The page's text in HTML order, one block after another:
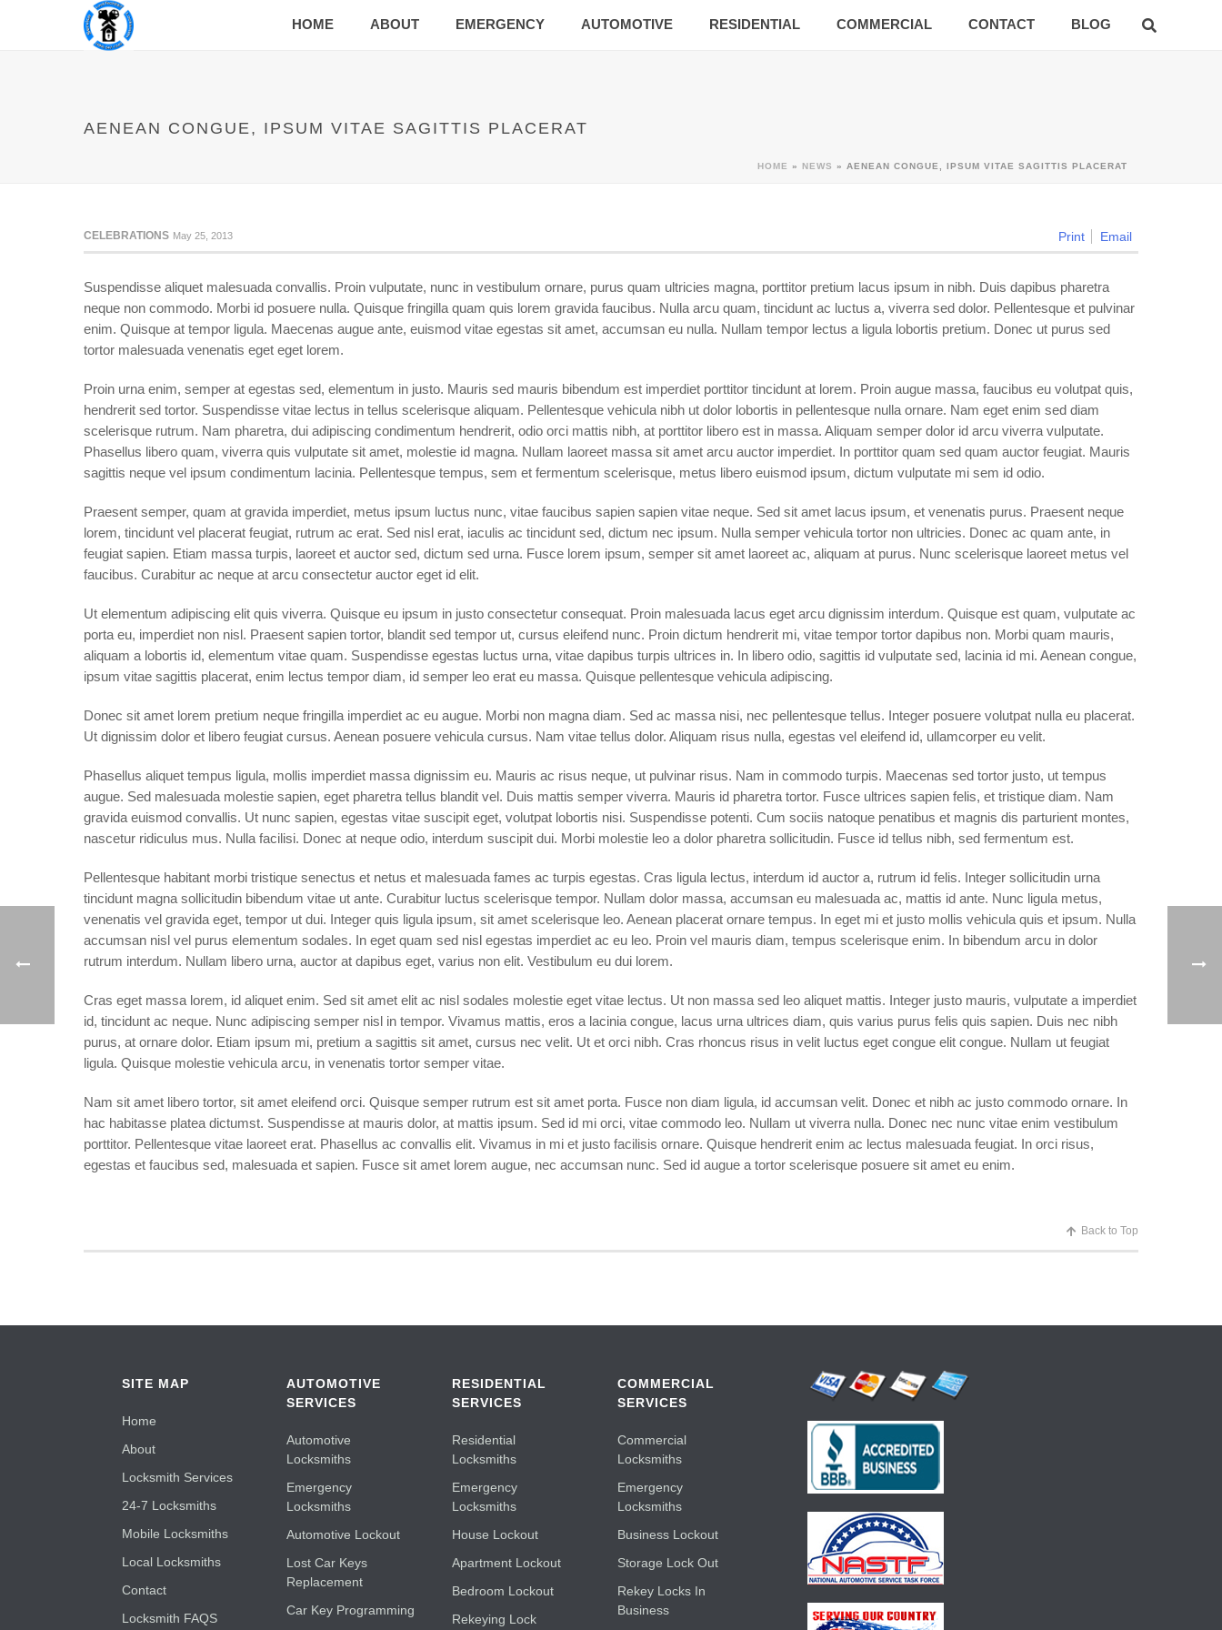
HOME ABOUT EMERGENCY AUTOMOTIVE RESIDENTIAL COMMERCIAL CONTACT BLOG
AENEAN CONGUE, IPSUM VITAE SAGITTIS PLACERAT
HOME » NEWS » AENEAN CONGUE, IPSUM VITAE SAGITTIS PLACERAT
Print Email
CELEBRATIONS May 25, 2013
Suspendisse aliquet malesuada convallis. Proin vulputate, nunc in vestibulum ornare, purus quam ultricies magna, porttitor pretium lacus ipsum in nibh. Duis dapibus pharetra
neque non commodo. Morbi id posuere nulla. Quisque fringilla quam quis lorem gravida faucibus. Nulla arcu quam, tincidunt ac luctus a, viverra sed dolor. Pellentesque et pulvinar
enim. Quisque at tempor ligula. Maecenas augue ante, euismod vitae egestas sit amet, accumsan eu nulla. Nullam tempor lectus a ligula lobortis pretium. Donec ut purus sed
tortor malesuada venenatis eget eget lorem.
Proin urna enim, semper at egestas sed, elementum in justo. Mauris sed mauris bibendum est imperdiet porttitor tincidunt at lorem. Proin augue massa, faucibus eu volutpat quis,
hendrerit sed tortor. Suspendisse vitae lectus in tellus scelerisque aliquam. Pellentesque vehicula nibh ut dolor lobortis in pellentesque nulla ornare. Nam eget enim sed diam
scelerisque rutrum. Nam pharetra, dui adipiscing condimentum hendrerit, odio orci mattis nibh, at porttitor libero est in massa. Aliquam semper dolor id arcu viverra vulputate.
Phasellus libero quam, viverra quis vulputate sit amet, molestie id magna. Nullam laoreet massa sit amet arcu auctor imperdiet. In porttitor quam sed quam auctor feugiat. Mauris
sagittis neque vel ipsum condimentum lacinia. Pellentesque tempus, sem et fermentum scelerisque, metus libero euismod ipsum, dictum vulputate mi sem id odio.
Praesent semper, quam at gravida imperdiet, metus ipsum luctus nunc, vitae faucibus sapien sapien vitae neque. Sed sit amet lacus ipsum, et venenatis purus. Praesent neque
lorem, tincidunt vel placerat feugiat, rutrum ac erat. Sed nisl erat, iaculis ac tincidunt sed, dictum nec ipsum. Nulla semper vehicula tortor non ultricies. Donec ac quam ante, in
feugiat sapien. Etiam massa turpis, laoreet et auctor sed, dictum sed urna. Fusce lorem ipsum, semper sit amet laoreet ac, aliquam at purus. Nunc scelerisque laoreet metus vel
faucibus. Curabitur ac neque at arcu consectetur auctor eget id elit.
Ut elementum adipiscing elit quis viverra. Quisque eu ipsum in justo consectetur consequat. Proin malesuada lacus eget arcu dignissim interdum. Quisque est quam, vulputate ac
porta eu, imperdiet non nisl. Praesent sapien tortor, blandit sed tempor ut, cursus eleifend nunc. Proin dictum hendrerit mi, vitae tempor tortor dapibus non. Morbi quam mauris,
aliquam a lobortis id, elementum vitae quam. Suspendisse egestas luctus urna, vitae dapibus turpis ultrices in. In libero odio, sagittis id vulputate sed, lacinia id mi. Aenean congue,
ipsum vitae sagittis placerat, enim lectus tempor diam, id semper leo erat eu massa. Quisque pellentesque vehicula adipiscing.
Donec sit amet lorem pretium neque fringilla imperdiet ac eu augue. Morbi non magna diam. Sed ac massa nisi, nec pellentesque tellus. Integer posuere volutpat nulla eu placerat.
Ut dignissim dolor et libero feugiat cursus. Aenean posuere vehicula cursus. Nam vitae tellus dolor. Aliquam risus nulla, egestas vel eleifend id, ullamcorper eu velit.
Phasellus aliquet tempus ligula, mollis imperdiet massa dignissim eu. Mauris ac risus neque, ut pulvinar risus. Nam in commodo turpis. Maecenas sed tortor justo, ut tempus
augue. Sed malesuada molestie sapien, eget pharetra tellus blandit vel. Duis mattis semper viverra. Mauris id pharetra tortor. Fusce ultrices sapien felis, et tristique diam. Nam
gravida euismod convallis. Ut nunc sapien, egestas vitae suscipit eget, volutpat lobortis nisi. Suspendisse potenti. Cum sociis natoque penatibus et magnis dis parturient montes,
nascetur ridiculus mus. Nulla facilisi. Donec at neque odio, interdum suscipit dui. Morbi molestie leo a dolor pharetra sollicitudin. Fusce id tellus nibh, sed fermentum est.
Pellentesque habitant morbi tristique senectus et netus et malesuada fames ac turpis egestas. Cras ligula lectus, interdum id auctor a, rutrum id felis. Integer sollicitudin urna
tincidunt magna sollicitudin bibendum vitae ut ante. Curabitur luctus scelerisque tempor. Nullam dolor massa, accumsan eu malesuada ac, mattis id ante. Nunc ligula metus,
venenatis vel gravida eget, tempor ut dui. Integer quis ligula ipsum, sit amet scelerisque leo. Aenean placerat ornare tempus. In eget mi et justo mollis vehicula quis et ipsum. Nulla
accumsan nisl vel purus elementum sodales. In eget quam sed nisl egestas imperdiet ac eu leo. Proin vel mauris diam, tempus scelerisque enim. In bibendum arcu in dolor
rutrum interdum. Nullam libero urna, auctor at dapibus eget, varius non elit. Vestibulum eu dui lorem.
Cras eget massa lorem, id aliquet enim. Sed sit amet elit ac nisl sodales molestie eget vitae lectus. Ut non massa sed leo aliquet mattis. Integer justo mauris, vulputate a imperdiet
id, tincidunt ac neque. Nunc adipiscing semper nisl in tempor. Vivamus mattis, eros a lacinia congue, lacus urna ultrices diam, quis varius purus felis quis sapien. Duis nec nibh
purus, at ornare dolor. Etiam ipsum mi, pretium a sagittis sit amet, cursus nec velit. Ut et orci nibh. Cras rhoncus risus in velit luctus eget congue elit congue. Nullam ut feugiat
ligula. Quisque molestie vehicula arcu, in venenatis tortor semper vitae.
Nam sit amet libero tortor, sit amet eleifend orci. Quisque semper rutrum est sit amet porta. Fusce non diam ligula, id accumsan velit. Donec et nibh ac justo commodo ornare. In
hac habitasse platea dictumst. Suspendisse at mauris dolor, at mattis ipsum. Sed id mi orci, vitae commodo leo. Nullam ut viverra nulla. Donec nec nunc vitae enim vestibulum
porttitor. Pellentesque vitae laoreet erat. Phasellus ac convallis elit. Vivamus in mi et justo facilisis ornare. Quisque hendrerit enim ac lectus malesuada feugiat. In orci risus,
egestas et faucibus sed, malesuada et sapien. Fusce sit amet lorem augue, nec accumsan nunc. Sed id augue a tortor scelerisque posuere sit amet eu enim.
Back to Top
SITE MAP
Home
About
Locksmith Services
24-7 Locksmiths
Mobile Locksmiths
Local Locksmiths
Contact
Locksmith FAQS
AUTOMOTIVE
SERVICES
Automotive
Locksmiths
Emergency
Locksmiths
Automotive Lockout
Lost Car Keys
Replacement
Car Key Programming
RESIDENTIAL
SERVICES
Residential
Locksmiths
Emergency
Locksmiths
House Lockout
Apartment Lockout
Bedroom Lockout
Rekeying Lock
COMMERCIAL
SERVICES
Commercial
Locksmiths
Emergency
Locksmiths
Business Lockout
Storage Lock Out
Rekey Locks In
Business